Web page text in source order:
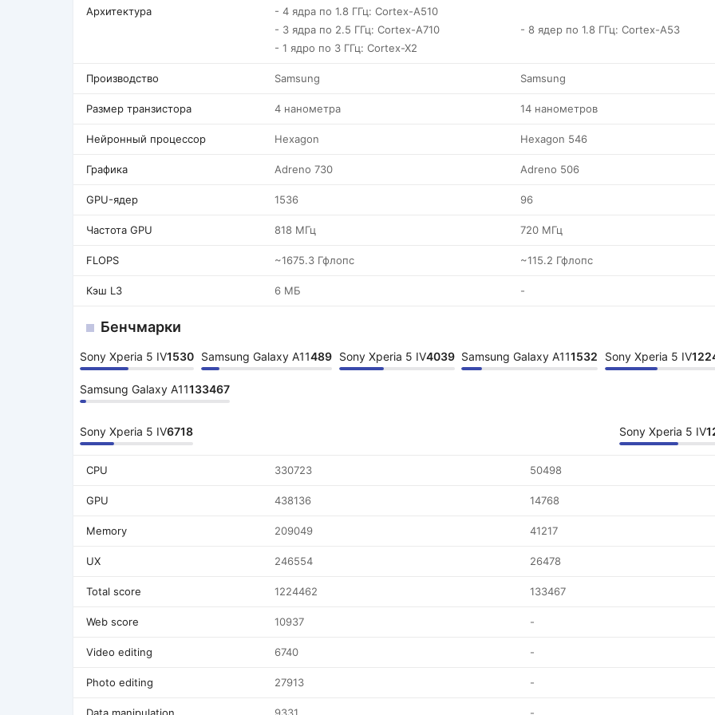
Архитектура
- 4 ядра по 1.8 ГГц: Cortex-A510
- 3 ядра по 2.5 ГГц: Cortex-A710
- 1 ядро по 3 ГГц: Cortex-X2
- 8 ядер по 1.8 ГГц: Cortex-A53
Производство Samsung Samsung
Размер транзистора 4 нанометра 14 нанометров
Нейронный процессор Hexagon Hexagon 546
Графика Adreno 730 Adreno 506
GPU-ядер 1536 96
Частота GPU 818 МГц 720 МГц
FLOPS ~1675.3 Гфлопс ~115.2 Гфлопс
Кэш L3 6 МБ -
Бенчмарки
Sony Xperia 5 IV1530 Samsung Galaxy A11489 Sony Xperia 5 IV4039 Samsung Galaxy A111532 Sony Xperia 5 IV
Samsung Galaxy A11133467
Sony Xperia 5 IV6718 Sony Xperia 5 IV
CPU 330723 50498
GPU 438136 14768
Memory 209049 41217
UX 246554 26478
Total score 1224462 133467
Web score 10937 -
Video editing 6740 -
Photo editing 27913 -